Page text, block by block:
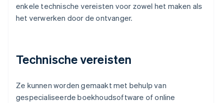
enkele technische vereisten voor zowel het maken als
het verwerken door de ontvanger.
Technische vereisten
Ze kunnen worden gemaakt met behulp van
gespecialiseerde boekhoudsoftware of online